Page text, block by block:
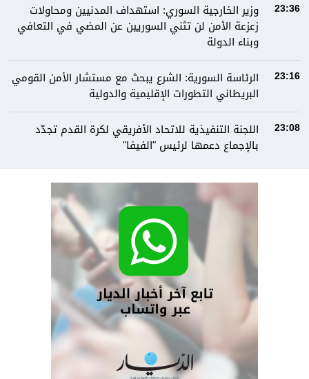
23:36
وزير الخارجية السوري: استهداف المدنيين ومحاولات
زعزعة الأمن لن تثني السوريين عن المضي في التعافي
وبناء الدولة
23:16
الرئاسة السورية: الشرع يبحث مع مستشار الأمن القومي
البريطاني التطورات الإقليمية والدولية
23:08
اللجنة التنفيذية للاتحاد الأفريقي لكرة القدم تجدّد
بالإجماع دعمها لرئيس "الفيفا"